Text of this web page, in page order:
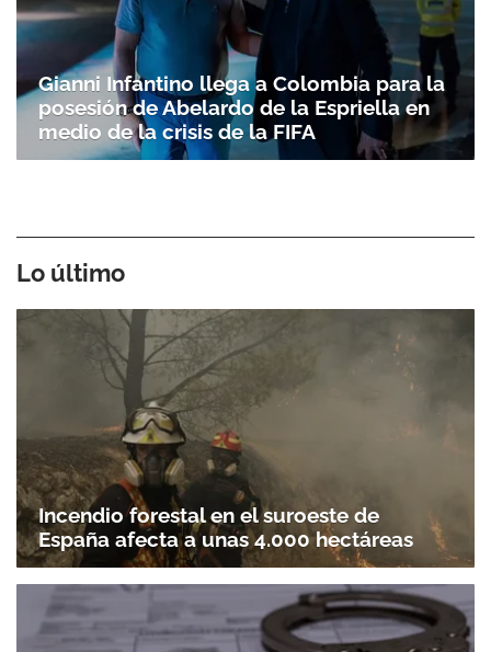
Gianni Infantino llega a Colombia para la
posesión de Abelardo de la Espriella en
medio de la crisis de la FIFA
Lo último
Incendio forestal en el suroeste de
España afecta a unas 4.000 hectáreas